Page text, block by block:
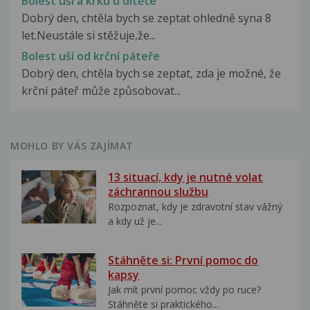
Dobrý den, chtěla bych se zeptat ohledně syna 8
let.Neustále si stěžuje,že...
Bolest uší od krční páteře
Dobrý den, chtěla bych se zeptat, zda je možné, že
krční páteř může způsobovat...
MOHLO BY VÁS ZAJÍMAT
13 situací, kdy je nutné volat
záchrannou službu
Rozpoznat, kdy je zdravotní stav vážný
a kdy už je...
Stáhněte si: První pomoc do
kapsy
Jak mít první pomoc vždy po ruce?
Stáhněte si praktického...